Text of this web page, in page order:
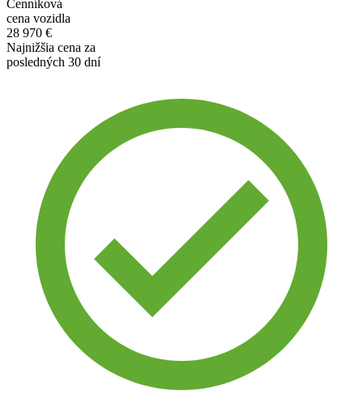
Cenníková
cena vozidla
28 970 €
Najnižšia cena za
posledných 30 dní